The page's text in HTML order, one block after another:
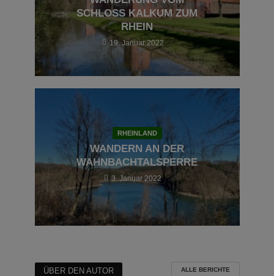
SCHLOSS KALKUM ZUM
RHEIN
19. Januar 2022
RHEINLAND
WANDERN AN DER
WAHNBACHTALSPERRE
3. Januar 2022
ÜBER DEN AUTOR ALLE BERICHTE